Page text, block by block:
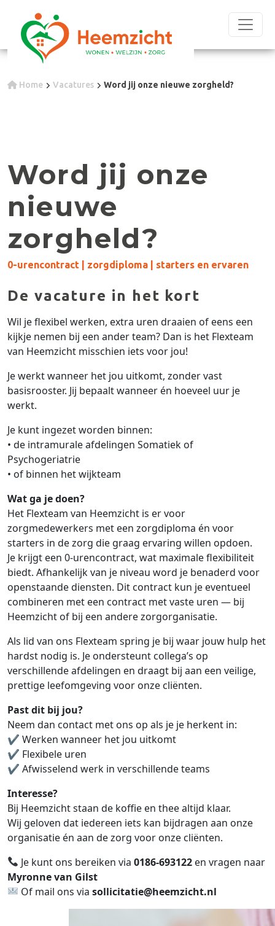
Home Vacatures Word jij onze nieuwe zorgheld?
Word jij onze
nieuwe
zorgheld?
0-urencontract | zorgdiploma | starters en ervaren
De vacature in het kort
Wil je flexibel werken, extra uren draaien of eens een
kijkje nemen bij een ander team? Dan is het Flexteam
van Heemzicht misschien iets voor jou!
Je werkt wanneer het jou uitkomt, zonder vast
basisrooster. Jij bepaalt wanneer én hoeveel uur je
werkt.
Je kunt ingezet worden binnen:
• de intramurale afdelingen Somatiek of
Psychogeriatrie
• of binnen het wijkteam
Wat ga je doen?
Het Flexteam van Heemzicht is er voor
zorgmedewerkers met een zorgdiploma én voor
starters in de zorg die graag ervaring willen opdoen.
Je krijgt een 0-urencontract, wat maximale flexibiliteit
biedt. Afhankelijk van je niveau word je benaderd voor
openstaande diensten. Dit contract kun je eventueel
combineren met een contract met vaste uren — bij
Heemzicht of bij een andere zorgorganisatie.
Als lid van ons Flexteam spring je bij waar jouw hulp het
hardst nodig is. Je ondersteunt collega’s op
verschillende afdelingen en draagt bij aan een veilige,
prettige leefomgeving voor onze cliënten.
Past dit bij jou?
Neem dan contact met ons op als je je herkent in:
✔ Werken wanneer het jou uitkomt
✔ Flexibele uren
✔ Afwisselend werk in verschillende teams
Interesse?
Bij Heemzicht staan de koffie en thee altijd klaar.
Wij geloven dat iedereen iets kan bijdragen aan onze
organisatie én aan de zorg voor onze cliënten.
Je kunt ons bereiken via0186-693122 en vragen naar
Myronne van Gilst
Of mail ons viasollicitatie@heemzicht.nl